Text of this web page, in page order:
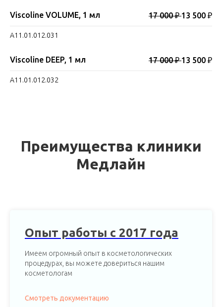
Viscoline VOLUME, 1 мл 17 000 ₽13 500 ₽
A11.01.012.031
Viscoline DEEP, 1 мл 17 000 ₽13 500 ₽
A11.01.012.032
Преимущества клиники
Медлайн
Опыт работы с 2017 года
Имеем огромный опыт в косметологических
процедурах, вы можете довериться нашим
косметологам
Смотреть документацию